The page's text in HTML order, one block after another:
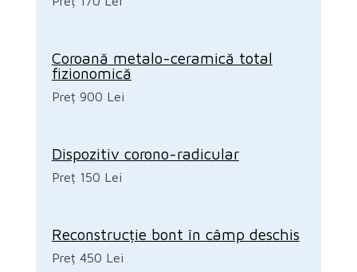
Coroană metalo-ceramică total
fizionomică
Preț 900 Lei
Dispozitiv corono-radicular
Preț 150 Lei
Reconstrucție bont în câmp deschis
Preț 450 Lei